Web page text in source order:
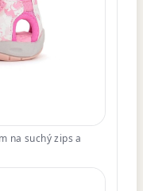
na suchý zips a